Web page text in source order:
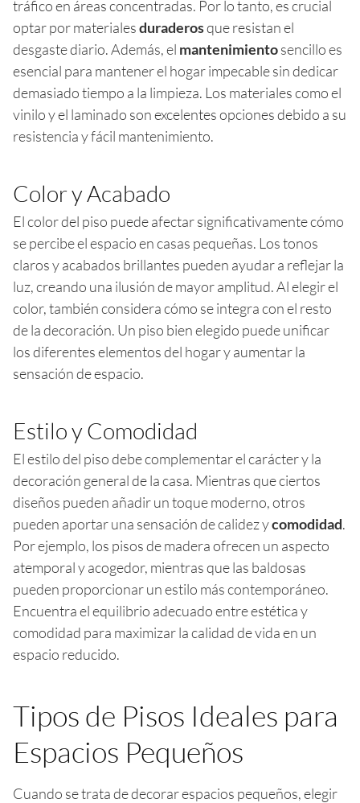
tráfico en áreas concentradas. Por lo tanto, es crucial
optar por materialesduraderosque resistan el
desgaste diario. Además, el mantenimientosencillo es
esencial para mantener el hogar impecable sin dedicar
demasiado tiempo a la limpieza. Los materiales como el
vinilo y el laminado son excelentes opciones debido a su
resistencia y fácil mantenimiento.
Color y Acabado
El color del piso puede afectar significativamente cómo
se percibe el espacio en casas pequeñas. Los tonos
claros y acabados brillantes pueden ayudar a reflejar la
luz, creando una ilusión de mayor amplitud. Al elegir el
color, también considera cómo se integra con el resto
de la decoración. Un piso bien elegido puede unificar
los diferentes elementos del hogar y aumentar la
sensación de espacio.
Estilo y Comodidad
El estilo del piso debe complementar el carácter y la
decoración general de la casa. Mientras que ciertos
diseños pueden añadir un toque moderno, otros
pueden aportar una sensación de calidez ycomodidad.
Por ejemplo, los pisos de madera ofrecen un aspecto
atemporal y acogedor, mientras que las baldosas
pueden proporcionar un estilo más contemporáneo.
Encuentra el equilibrio adecuado entre estética y
comodidad para maximizar la calidad de vida en un
espacio reducido.
Tipos de Pisos Ideales para
Espacios Pequeños
Cuando se trata de decorar espacios pequeños, elegir